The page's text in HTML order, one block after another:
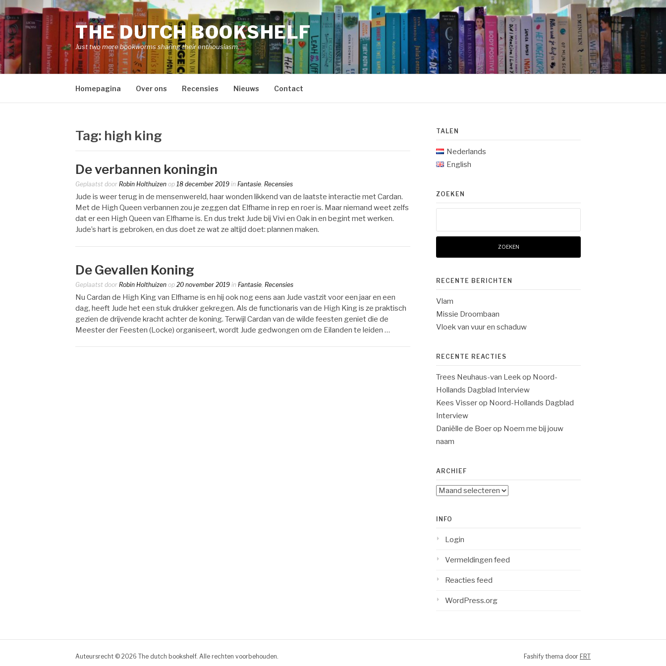
Naar
de
inhoud
springen
THE DUTCH BOOKSHELF
Just two more bookworms sharing their enthousiasm.
Homepagina Over ons Recensies Nieuws Contact
Tag: high king
De verbannen koningin
Geplaatst door Robin Holthuizen op 18 december 2019 in Fantasie, Recensies
Jude is weer terug in de mensenwereld, haar wonden likkend van de laatste interactie met Cardan.
Met de High Queen verbannen zou je zeggen dat Elfhame in rep en roer is. Maar niemand weet zelfs
dat er een High Queen van Elfhame is. En dus trekt Jude bij Vivi en Oak in en begint met werken.
Jude’s hart is gebroken, en dus doet ze wat ze altijd doet: plannen maken.
De Gevallen Koning
Geplaatst door Robin Holthuizen op 20 november 2019 in Fantasie Recensies
Nu Cardan de High King van Elfhame is en hij ook nog eens aan Jude vastzit voor een jaar en een
dag, heeft Jude het een stuk drukker gekregen. Als de functionaris van de High King is ze praktisch
gezien de drijvende kracht achter de koning. Terwijl Cardan van de wilde feesten geniet die de
Meester der Feesten (Locke) organiseert, wordt Jude gedwongen om de Eilanden te leiden …
TALEN
Nederlands
English
ZOEKEN
RECENTE BERICHTEN
Vlam
Missie Droombaan
Vloek van vuur en schaduw
RECENTE REACTIES
Trees Neuhaus-van Leekop Noord-
Hollands Dagblad Interview
Kees Visserop Noord-Hollands Dagblad
Interview
Daniëlle de Boerop Noem me bij jouw
naam
ARCHIEF
Archief
INFO
Login
Vermeldingen feed
Reacties feed
WordPress.org
Auteursrecht © 2026 The dutch bookshelf. Alle rechten voorbehouden. Fashify thema door FRT